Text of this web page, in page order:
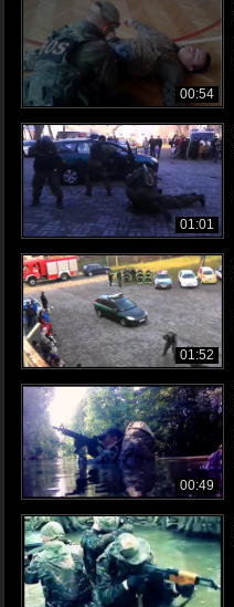
00:54
01:01
01:52
00:49